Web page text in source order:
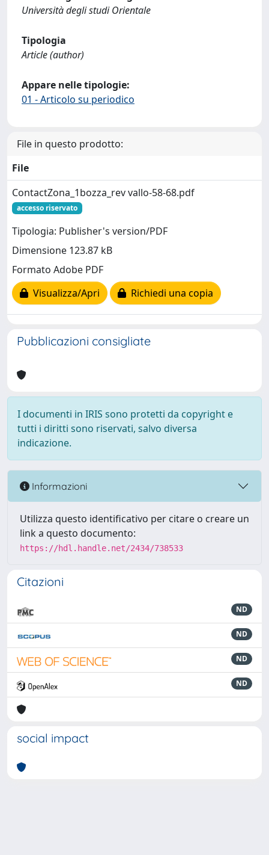
Università degli studi Orientale
Tipologia
Article (author)
Appare nelle tipologie:
01 - Articolo su periodico
File in questo prodotto:
File
ContactZona_1bozza_rev vallo-58-68.pdf
accesso riservato
Tipologia: Publisher's version/PDF
Dimensione 123.87 kB
Formato Adobe PDF
Visualizza/Apri
Richiedi una copia
Pubblicazioni consigliate
I documenti in IRIS sono protetti da copyright e
tutti i diritti sono riservati, salvo diversa
indicazione.
Informazioni
Utilizza questo identificativo per citare o creare un
link a questo documento:
https://hdl.handle.net/2434/738533
Citazioni
ND
ND
ND
ND
social impact